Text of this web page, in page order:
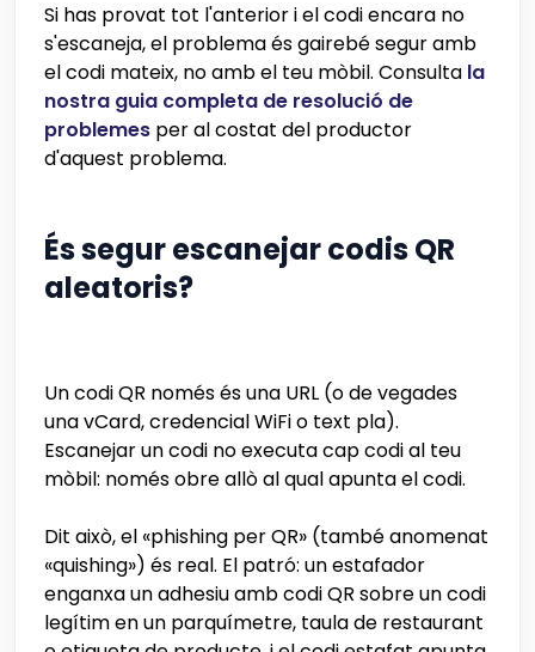
Si has provat tot l'anterior i el codi encara no
s'escaneja, el problema és gairebé segur amb
el codi mateix, no amb el teu mòbil. Consulta la
nostra guia completa de resolució de
problemes per al costat del productor
d'aquest problema.
És segur escanejar codis QR
aleatoris?
Un codi QR només és una URL (o de vegades
una vCard, credencial WiFi o text pla).
Escanejar un codi no executa cap codi al teu
mòbil: només obre allò al qual apunta el codi.
Dit això, el «phishing per QR» (també anomenat
«quishing») és real. El patró: un estafador
enganxa un adhesiu amb codi QR sobre un codi
legítim en un parquímetre, taula de restaurant